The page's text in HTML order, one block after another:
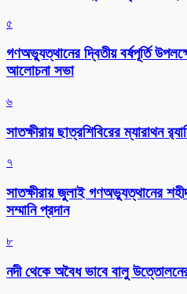
৫
গণঅভ্যুত্থানের দ্বিতীয় বর্ষপূর্তি
আলোচনা সভা
৬
সাতক্ষীরায় ছাত্রশিবিরের ম্যারাথন
৭
সাতক্ষীরায় জুলাই গণঅভ্যুত্থানের
সম্মানি প্রদান
৮
নদী থেকে অবৈধ ভাবে বালু